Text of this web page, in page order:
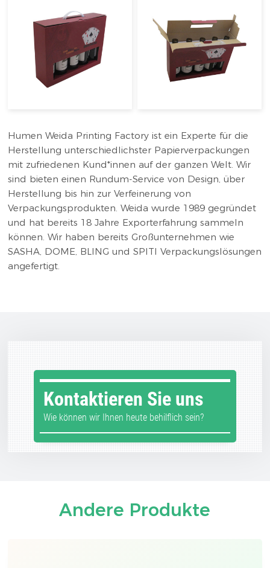
Humen Weida Printing Factory ist ein Experte für die
Herstellung unterschiedlichster Papierverpackungen
mit zufriedenen Kund*innen auf der ganzen Welt. Wir
sind bieten einen Rundum-Service von Design, über
Herstellung bis hin zur Verfeinerung von
Verpackungsprodukten. Weida wurde 1989 gegründet
und hat bereits 18 Jahre Exporterfahrung sammeln
können. Wir haben bereits Großunternehmen wie
SASHA, DOME, BLING und SPITI Verpackungslösungen
angefertigt.
Kontaktieren Sie uns
Wie können wir Ihnen heute behilflich sein?
Andere Produkte